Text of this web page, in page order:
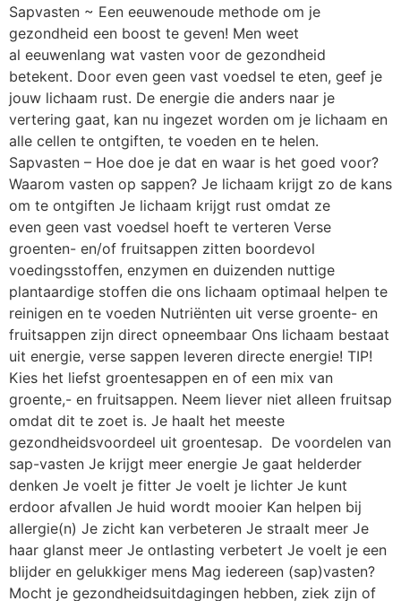
Sapvasten ~ Een eeuwenoude methode om je
gezondheid een boost te geven! Men weet
al eeuwenlang wat vasten voor de gezondheid
betekent. Door even geen vast voedsel te eten, geef je
jouw lichaam rust. De energie die anders naar je
vertering gaat, kan nu ingezet worden om je lichaam en
alle cellen te ontgiften, te voeden en te helen.
Sapvasten – Hoe doe je dat en waar is het goed voor?
Waarom vasten op sappen? Je lichaam krijgt zo de kans
om te ontgiften Je lichaam krijgt rust omdat ze
even geen vast voedsel hoeft te verteren Verse
groenten- en/of fruitsappen zitten boordevol
voedingsstoffen, enzymen en duizenden nuttige
plantaardige stoffen die ons lichaam optimaal helpen te
reinigen en te voeden Nutriënten uit verse groente- en
fruitsappen zijn direct opneembaar Ons lichaam bestaat
uit energie, verse sappen leveren directe energie! TIP!
Kies het liefst groentesappen en of een mix van
groente,- en fruitsappen. Neem liever niet alleen fruitsap
omdat dit te zoet is. Je haalt het meeste
gezondheidsvoordeel uit groentesap. De voordelen van
sap-vasten Je krijgt meer energie Je gaat helderder
denken Je voelt je fitter Je voelt je lichter Je kunt
erdoor afvallen Je huid wordt mooier Kan helpen bij
allergie(n) Je zicht kan verbeteren Je straalt meer Je
haar glanst meer Je ontlasting verbetert Je voelt je een
blijder en gelukkiger mens Mag iedereen (sap)vasten?
Mocht je gezondheidsuitdagingen hebben, ziek zijn of